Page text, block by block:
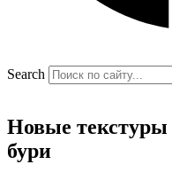
Search
Новые текстуры
бури